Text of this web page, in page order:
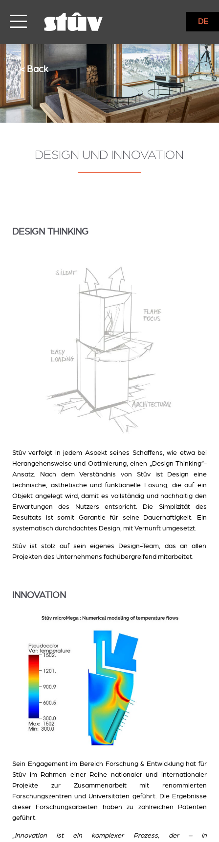
DE
< Back
DESIGN UND INNOVATION
DESIGN THINKING
Stûv verfolgt in jedem Aspekt seines Schaffens, wie etwa bei
Herangehensweise und Optimierung, einen „Design Thinking”-
Ansatz. Nach dem Verständnis von Stûv ist Design eine
technische, ästhetische und funktionelle Lösung, die auf ein
Objekt angelegt wird, damit es vollständig und nachhaltig den
Erwartungen des Nutzers entspricht. Die Simplizität des
Resultats ist somit Garantie für seine Dauerhaftigkeit. Ein
systematisch durchdachtes Design, mit Vernunft umgesetzt.
Stûv ist stolz auf sein eigenes Design-Team, das an allen
Projekten des Unternehmens fachübergreifend mitarbeitet.
INNOVATION
Sein Engagement im Bereich Forschung & Entwicklung hat für
Stûv im Rahmen einer Reihe nationaler und internationaler
Projekte zur Zusammenarbeit mit renommierten
Forschungszentren und Universitäten geführt. Die Ergebnisse
dieser Forschungsarbeiten haben zu zahlreichen Patenten
geführt.
„Innovation ist ein komplexer Prozess, der – in